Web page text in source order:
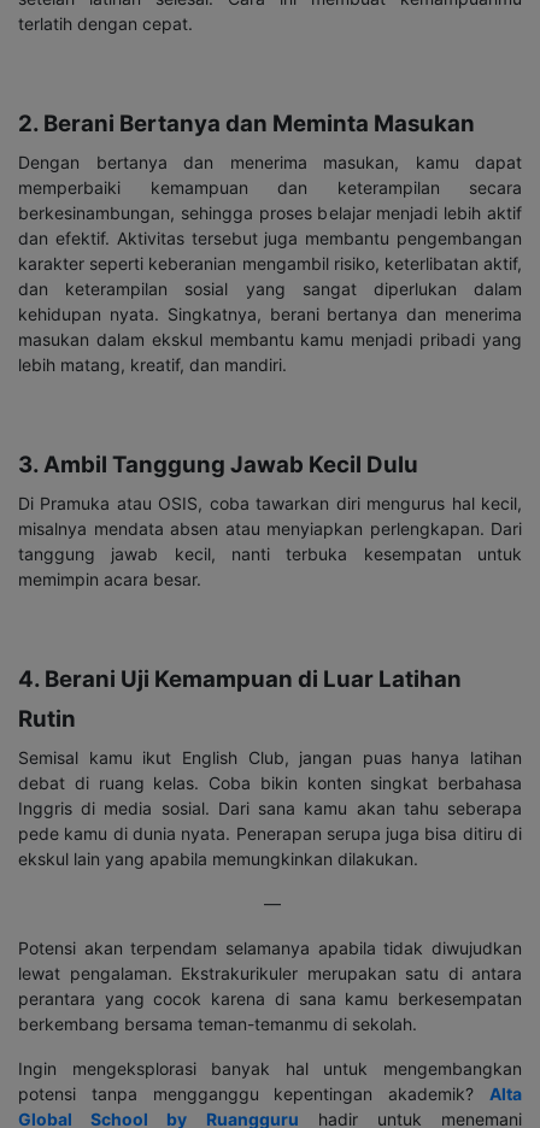
terlatih dengan cepat.
2. Berani Bertanya dan Meminta Masukan
Dengan bertanya dan menerima masukan, kamu dapat
memperbaiki kemampuan dan keterampilan secara
berkesinambungan, sehingga proses belajar menjadi lebih aktif
dan efektif. Aktivitas tersebut juga membantu pengembangan
karakter seperti keberanian mengambil risiko, keterlibatan aktif,
dan keterampilan sosial yang sangat diperlukan dalam
kehidupan nyata. Singkatnya, berani bertanya dan menerima
masukan dalam ekskul membantu kamu menjadi pribadi yang
lebih matang, kreatif, dan mandiri.
3. Ambil Tanggung Jawab Kecil Dulu
Di Pramuka atau OSIS, coba tawarkan diri mengurus hal kecil,
misalnya mendata absen atau menyiapkan perlengkapan. Dari
tanggung jawab kecil, nanti terbuka kesempatan untuk
memimpin acara besar.
4. Berani Uji Kemampuan di Luar Latihan
Rutin
Semisal kamu ikut English Club, jangan puas hanya latihan
debat di ruang kelas. Coba bikin konten singkat berbahasa
Inggris di media sosial. Dari sana kamu akan tahu seberapa
pede kamu di dunia nyata. Penerapan serupa juga bisa ditiru di
ekskul lain yang apabila memungkinkan dilakukan.
—
Potensi akan terpendam selamanya apabila tidak diwujudkan
lewat pengalaman. Ekstrakurikuler merupakan satu di antara
perantara yang cocok karena di sana kamu berkesempatan
berkembang bersama teman-temanmu di sekolah.
Ingin mengeksplorasi banyak hal untuk mengembangkan
potensi tanpa mengganggu kepentingan akademik? Alta
Global School by Ruangguru hadir untuk menemani